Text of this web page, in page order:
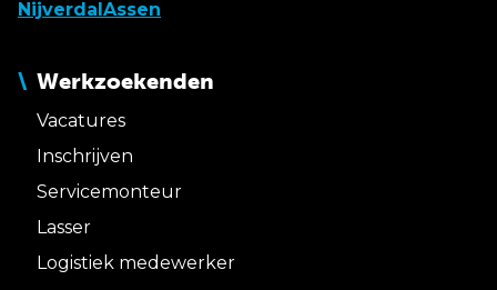
Nijverdal Assen
Werkzoekenden
Vacatures
Inschrijven
Servicemonteur
Lasser
Logistiek medewerker